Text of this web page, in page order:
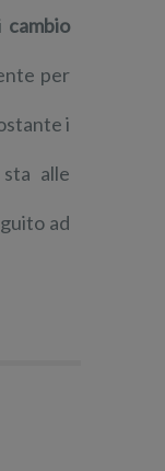
cambio
per
i
alle
ad